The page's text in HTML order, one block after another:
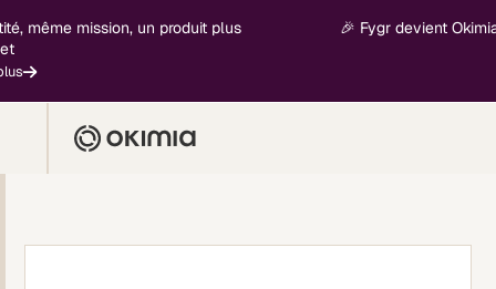
mission, un produit plus 🎉 Fygr devient Okimia -